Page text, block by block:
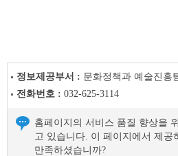
음
정보제공부서 : 문화정책과 예술진흥
전화번호 : 032-625-3114
홈페이지의 서비스 품질 향상을
고 있습니다. 이 페이지에서 제공
만족하셨습니까?